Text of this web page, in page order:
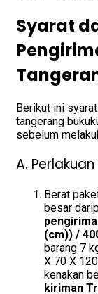
Syarat
Berikut ini
tangerang
sebelum
A.
Berat
besar
(cm)) /
barang 7
X 70 X
kenakan
kiriman